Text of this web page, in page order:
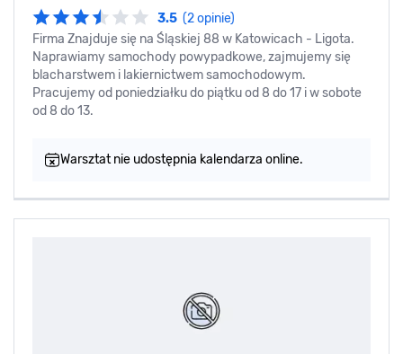
3.5 (2 opinie)
Firma Znajduje się na Śląskiej 88 w Katowicach - Ligota.
Naprawiamy samochody powypadkowe, zajmujemy się
blacharstwem i lakiernictwem samochodowym.
Pracujemy od poniedziałku do piątku od 8 do 17 i w sobote
od 8 do 13.
Warsztat nie udostępnia kalendarza online.